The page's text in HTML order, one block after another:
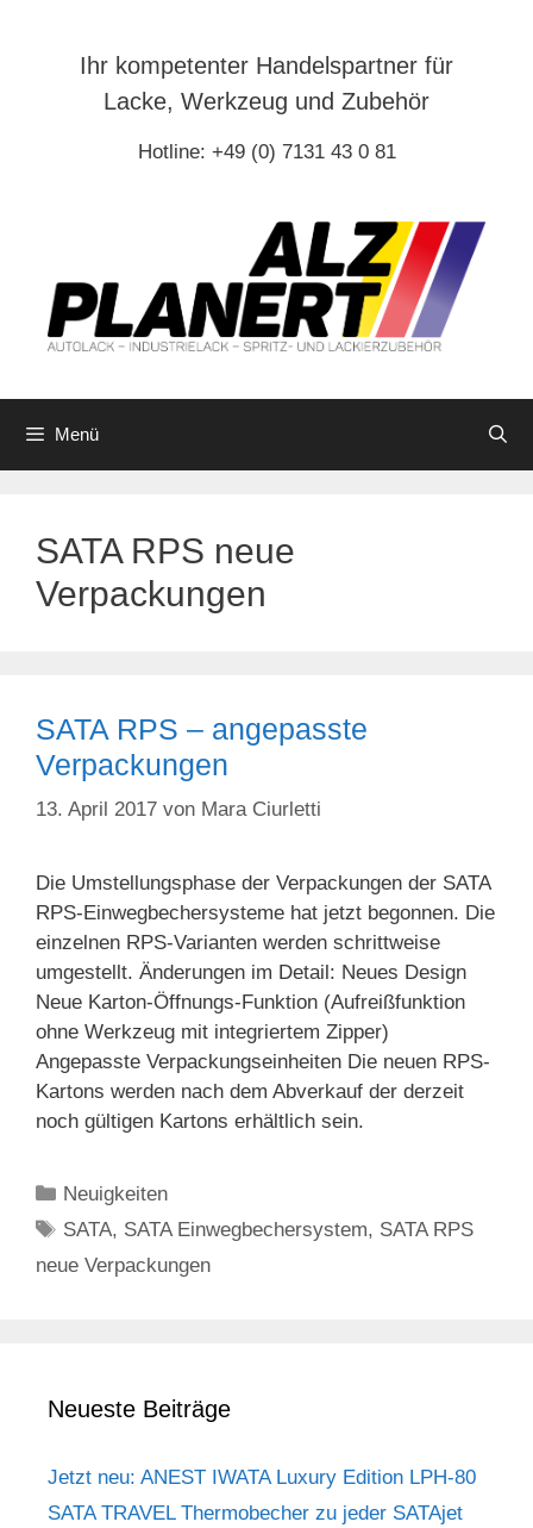
Ihr kompetenter Handelspartner für
Lacke, Werkzeug und Zubehör
Hotline: +49 (0) 7131 43 0 81
Menü
SATA RPS neue
Verpackungen
SATA RPS – angepasste
Verpackungen
13. April 2017 von Mara Ciurletti
Die Umstellungsphase der Verpackungen der SATA
RPS-Einwegbechersysteme hat jetzt begonnen. Die
einzelnen RPS-Varianten werden schrittweise
umgestellt. Änderungen im Detail: Neues Design
Neue Karton-Öffnungs-Funktion (Aufreißfunktion
ohne Werkzeug mit integriertem Zipper)
Angepasste Verpackungseinheiten Die neuen RPS-
Kartons werden nach dem Abverkauf der derzeit
noch gültigen Kartons erhältlich sein.
Kategorien
Neuigkeiten
Schlagwörter
SATA, SATA Einwegbechersystem, SATA RPS
neue Verpackungen
Neueste Beiträge
Jetzt neu: ANEST IWATA Luxury Edition LPH-80
SATA TRAVEL Thermobecher zu jeder SATAjet